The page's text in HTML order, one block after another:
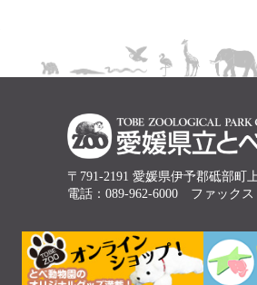
〒791-2191 愛媛県伊予郡砥部町
電話：089-962-6000 ファックス